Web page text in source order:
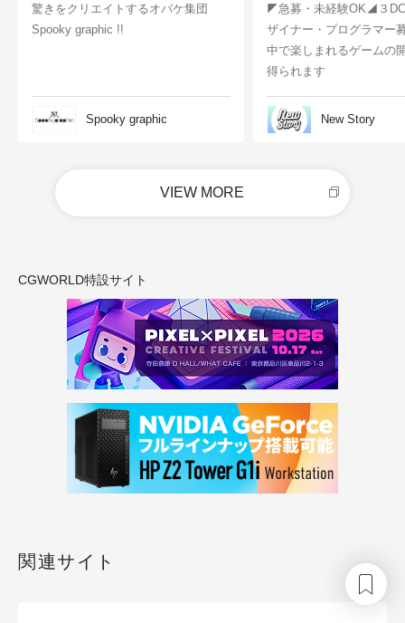
驚きをクリエイトするオバケ集団
Spooky graphic !!
Spooky graphic
◤急募・未経験OK◢３
ザイナー・プログラマー
中で楽しまれるゲームの
得られます
New Story
VIEW MORE
CGWORLD特設サイト
関連サイト